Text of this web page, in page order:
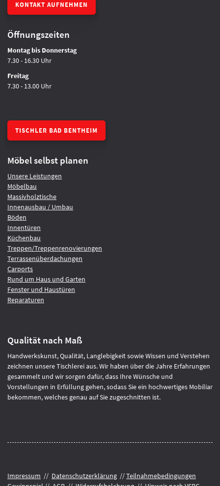
KONTAKT AUFNEHMEN
Öffnungszeiten
Montag bis Donnerstag
7.30 - 16.30 Uhr
Freitag
7.30 - 13.00 Uhr
TISCHLER BAD BENTHEIM
Möbel selbst planen
Unsere Leistungen
Möbelbau
Massivholztische
Innenausbau / Umbau
Böden
Innentüren
Küchenbau
Treppen/Treppenrenovierungen
Terrassenüberdachungen
Carports
Rund um Haus und Garten
Fenster und Haustüren
Reparaturen
Qualität nach Maß
Handwerkskunst, Qualität, Langlebigkeit sowie Wissen und Verstehen
zeichnen unsere Tischlerei aus. Wir haben über die Jahre Erfahrungen
gesammelt und wir sorgen dafür, dass Ihre Wünsche und
Vorstellungen in Erfüllung gehen, sodass Sie ein hochwertiges Mobiliar
bekommen, welches genau auf Sie zugeschnitten ist.
Impressum // Datenschutzerklärung //Teilnahmebedingungen